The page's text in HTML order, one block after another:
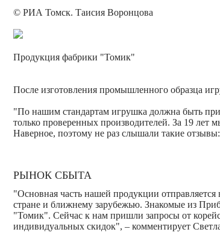
© РИА Томск. Таисия Воронцова
Продукция фабрики "Томик"
После изготовления промышленного образца
"По нашим стандартам игрушка должна быть
только проверенных производителей. За 19 лет
Наверное, поэтому не раз слышали такие
РЫНОК СБЫТА
"Основная часть нашей продукции
стране и ближнему зарубежью. Знакомые из
"Томик". Сейчас к нам пришли запросы от
индивидуальных скидок", – комментирует